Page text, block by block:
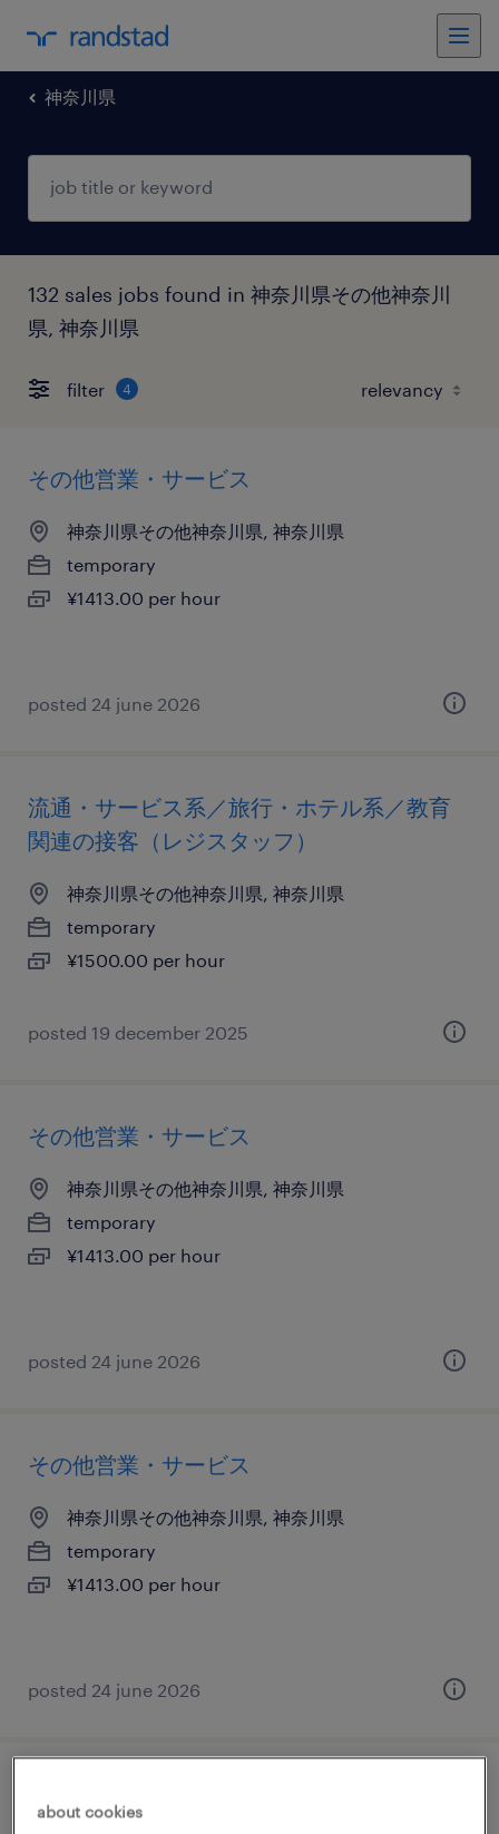
神奈川県
132 sales jobs found in 神奈川県その他神奈川
県, 神奈川県
filter 4
その他営業・サービス
神奈川県その他神奈川県, 神奈川県
temporary
¥1413.00 per hour
posted 24 june 2026
流通・サービス系／旅行・ホテル系／教育
関連の接客（レジスタッフ）
神奈川県その他神奈川県, 神奈川県
temporary
¥1500.00 per hour
posted 19 december 2025
その他営業・サービス
神奈川県その他神奈川県, 神奈川県
temporary
¥1413.00 per hour
posted 24 june 2026
その他営業・サービス
神奈川県その他神奈川県, 神奈川県
temporary
¥1413.00 per hour
posted 24 june 2026
about cookies